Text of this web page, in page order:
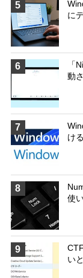
5
に
6
「
動
7
け
8
使
9
い